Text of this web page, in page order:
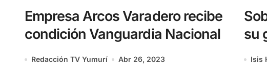
Empresa Arcos Varadero recibe
condición Vanguardia Nacional
Redacción TV Yumurí Abr 26, 2023
su
Isis